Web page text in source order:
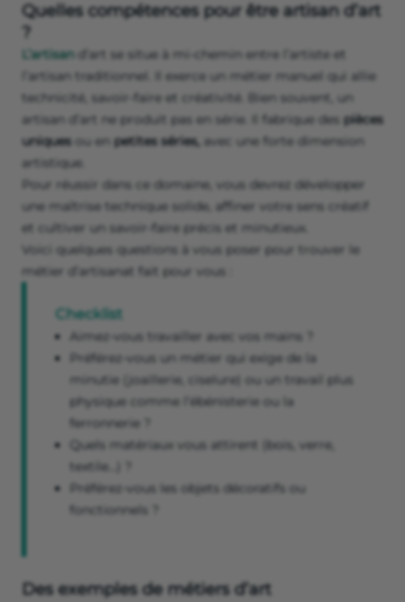
Quelles compétences pour être artisan d’art
?
L’artisand’art se situe à mi-chemin entre l’artiste et
l’artisan traditionnel. Il exerce un métier manuel qui allie
technicité, savoir-faire et créativité. Bien souvent, un
artisan d’art ne produit pas en série. Il fabrique des pièces
uniques ou en petites séries, avec une forte dimension
artistique.
Pour réussir dans ce domaine, vous devrez développer
une maîtrise technique solide, affiner votre sens créatif
et cultiver un savoir-faire précis et minutieux.
Voici quelques questions à vous poser pour trouver le
métier d’artisanat fait pour vous :
Checklist
Aimez-vous travailler avec vos mains ?
Préférez-vous un métier qui exige de la
minutie (joaillerie, ciselure) ou un travail plus
physique comme l’ébénisterie ou la
ferronnerie ?
Quels matériaux vous attirent (bois, verre,
textile…) ?
Préférez-vous les objets décoratifs ou
fonctionnels ?
Des exemples de métiers d’art